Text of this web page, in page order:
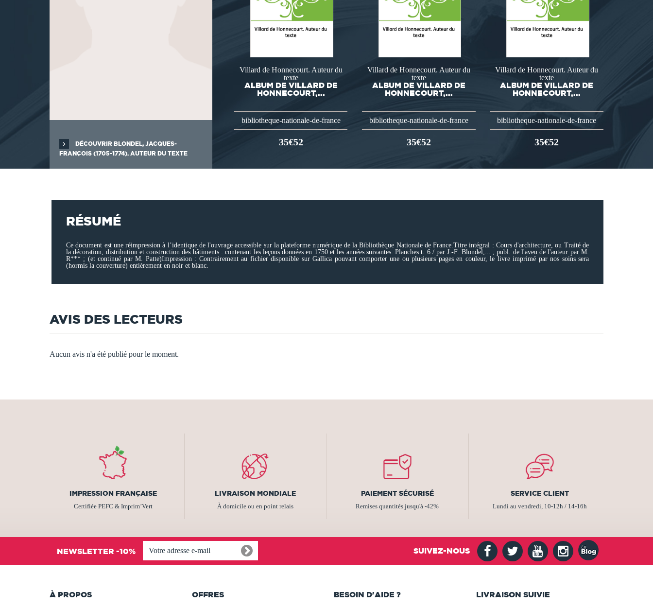
DÉCOUVRIR BLONDEL, JACQUES-
FRANÇOIS (1705-1774). AUTEUR DU TEXTE
Villard de Honnecourt. Auteur du
texte
ALBUM DE VILLARD DE
HONNECOURT,...
bibliotheque-nationale-de-france
35€52
Villard de Honnecourt. Auteur du
texte
ALBUM DE VILLARD DE
HONNECOURT,...
bibliotheque-nationale-de-france
35€52
Villard de Honnecourt. Auteur du
texte
ALBUM DE VILLARD DE
HONNECOURT,...
bibliotheque-nationale-de-france
35€52
RÉSUMÉ
Ce document est une réimpression à l’identique de l'ouvrage accessible sur la plateforme numérique de la Bibliothèque Nationale de France.Titre intégral : Cours d'architecture, ou Traité de
la décoration, distribution et construction des bâtiments : contenant les leçons données en 1750 et les années suivantes. Planches t. 6 / par J.-F. Blondel,... ; publ. de l'aveu de l'auteur par M.
R*** ; (et continué par M. Patte)Impression : Contrairement au fichier disponible sur Gallica pouvant comporter une ou plusieurs pages en couleur, le livre imprimé par nos soins sera
(hormis la couverture) entièrement en noir et blanc.
AVIS DES LECTEURS
Aucun avis n'a été publié pour le moment.
IMPRESSION FRANÇAISE
Certifiée PEFC & Imprim’Vert
LIVRAISON MONDIALE
À domicile ou en point relais
PAIEMENT SÉCURISÉ
Remises quantités jusqu'à -42%
SERVICE CLIENT
Lundi au vendredi, 10-12h / 14-16h
NEWSLETTER -10% SUIVEZ-NOUS
À PROPOS OFFRES BESOIN D'AIDE ? LIVRAISON SUIVIE